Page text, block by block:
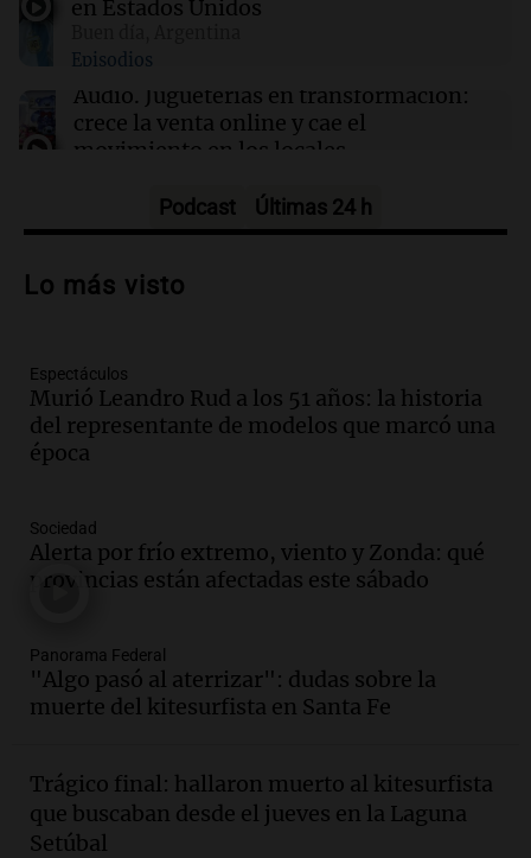
para levantar la perimetral sobre Candela
en Estados Unidos
Episodios
Audio. Jugueterías en transformación:
crece la venta online y cae el
movimiento en los locales
qué consecuencias tiene ceder siempre
Audio.
nuevos campeones en una competencia
nacional
Buen día, Argentina
Audio.
nuevos campeones en una competencia
nacional
Audio.Mariano Moreno: pasiones
intensas y su legado en la revolución
argentina
Episodios
Audio.El Ensamble Municipal de Música
Ciudadana de Córdoba deleitó a los
Podcast Últimas 24 h
Lo más visto
Espectáculos
Murió Leandro Rud a los 51 años: la historia
del representante de modelos que marcó una
época
Sociedad
Alerta por frío extremo, viento y Zonda: qué
provincias están afectadas este sábado
Panorama Federal
"Algo pasó al aterrizar": dudas sobre la
muerte del kitesurfista en Santa Fe
Trágico final: hallaron muerto al kitesurfista
que buscaban desde el jueves en la Laguna
Setúbal